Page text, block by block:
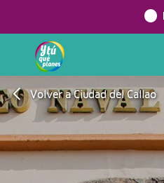
Volver a Ciudad del Callao